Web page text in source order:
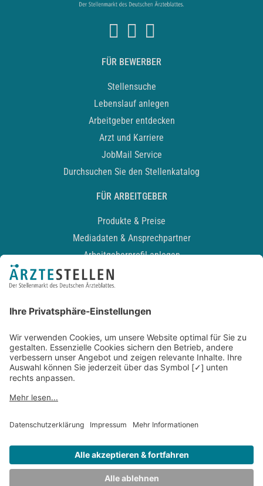
FÜR BEWERBER
Stellensuche
Lebenslauf anlegen
Arbeitgeber entdecken
Arzt und Karriere
JobMail Service
Durchsuchen Sie den Stellenkatalog
FÜR ARBEITGEBER
Produkte & Preise
Mediadaten & Ansprechpartner
Arbeitgeberprofil anlegen
Recruiting-Podcast
Kontakt
Datenschutz
Newsletter